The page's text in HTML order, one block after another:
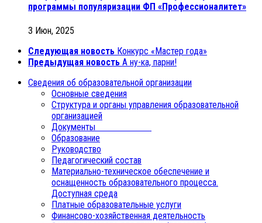
программы популяризации ФП «Профессионалитет»
3 Июн, 2025
Следующая новость Конкурс «Мастер года»
Предыдущая новость А ну-ка, парни!
Сведения об образовательной организации
Основные сведения
Структура и органы управления образовательной
организацией
Документы
Образование
Руководство
Педагогический состав
Материально-техническое обеспечение и
оснащенность образовательного процесса.
Доступная среда
Платные образовательные услуги
Финансово-хозяйственная деятельность